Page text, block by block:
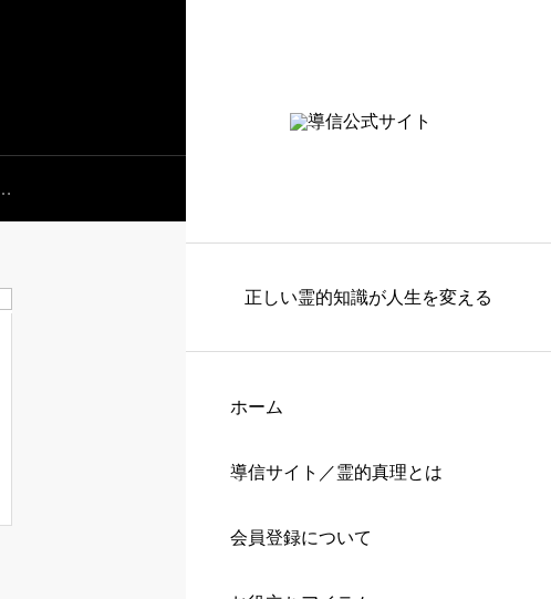
正しい霊的知識が人生を変える
ホーム
導信サイト／霊的真理とは
会員登録について